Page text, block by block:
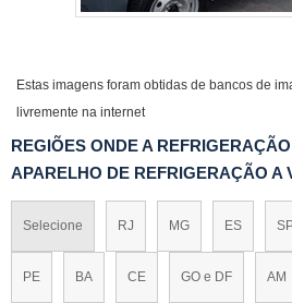
Estas imagens foram obtidas de bancos de
livremente na internet
REGIÕES ONDE A
APARELHO DE REFRIGERAÇÃO A
Selecione RJ MG ES
PE BA CE GO e DF AM